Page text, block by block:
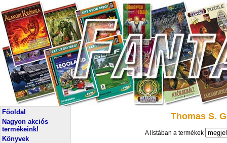
Főoldal
Nagyon akciós
termékeink!
Könyvek
Thomas S.
A listában a termékek